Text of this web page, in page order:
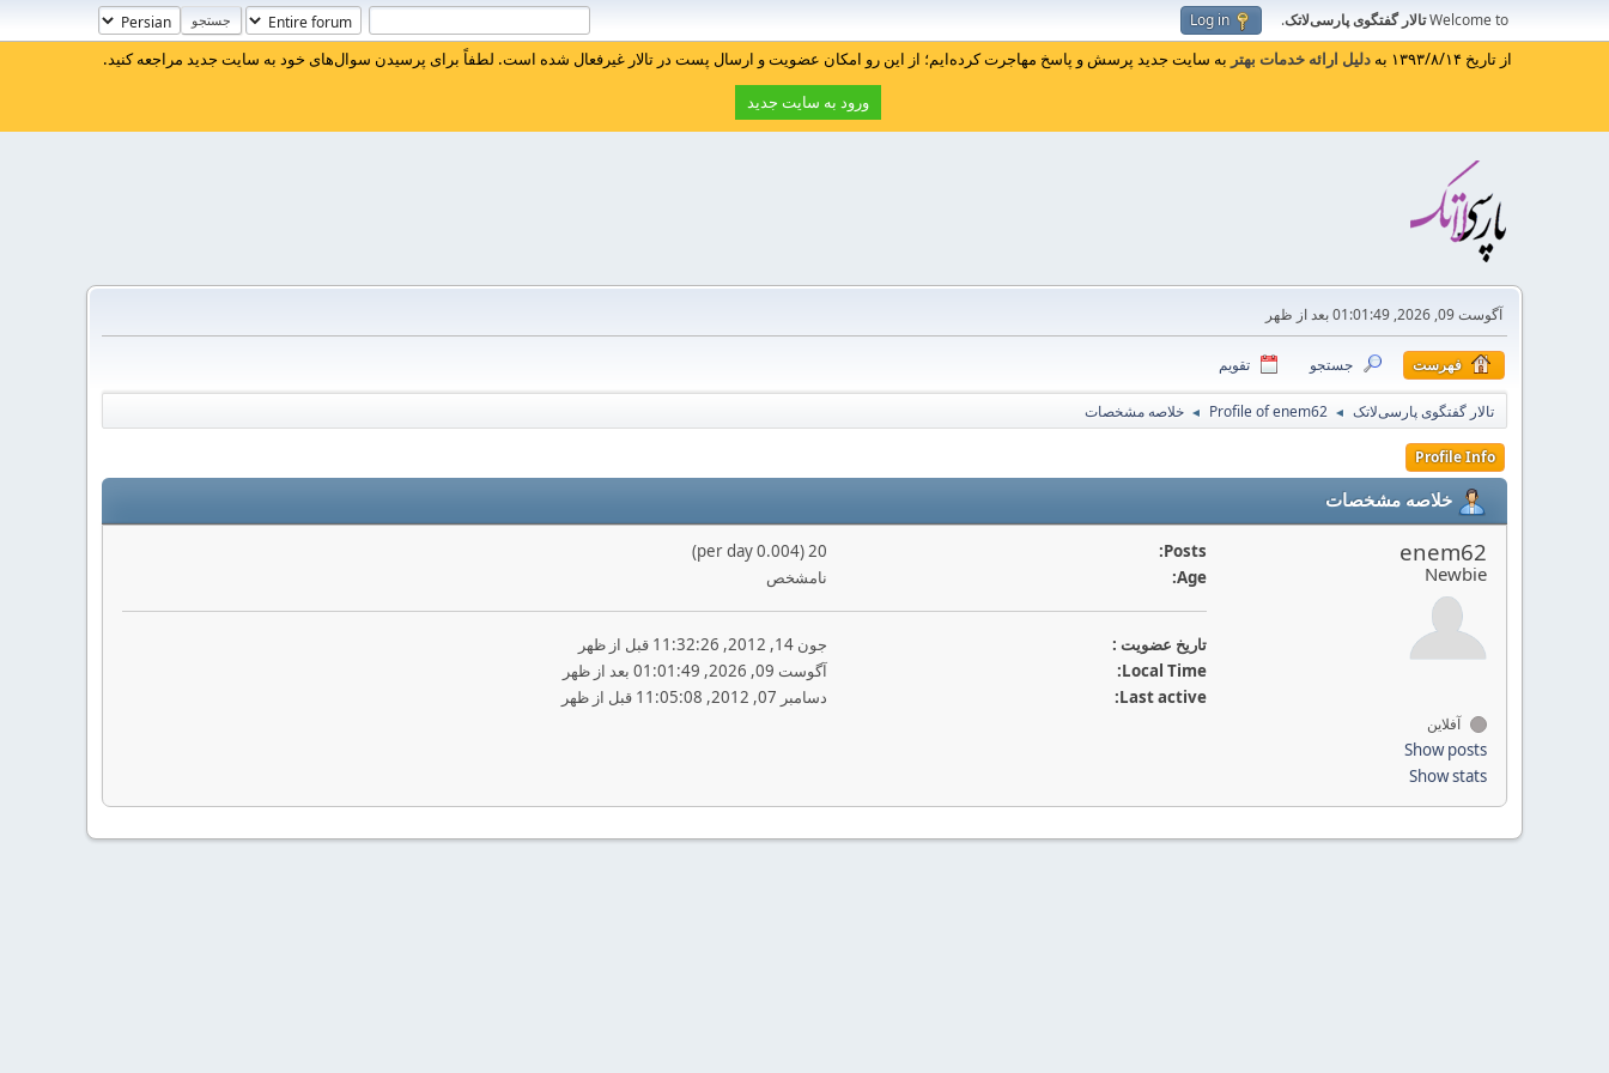
Welcome toتالار گفتگوی پارسی‌لاتک.
Log in
از تاریخ ۱۳۹۳/۸/۱۴ به دلیل ارائه خدمات بهتر به سایت جدید پرسش و پاسخ مهاجرت کرده‌ایم؛ از این رو امکان عضویت و ارسال پست در تالار غیرفعال شده است. لطفاً برای پرسیدن سوال‌های خود به سایت جدید مراجعه کنید.
ورود به سایت جدید
آگوست 09, 2026, 01:01:49 بعد از ظهر
فهرست جستجو تقویم
تالار گفتگوی پارسی‌لاتک ◄
Profile of enem62
◄ خلاصه مشخصات
Profile Info
خلاصه مشخصات
enem62
Newbie
آفلاین
Show posts
Show stats
Posts:
20 (0.004 per day)
Age:
نامشخص
تاريخ عضويت :
جون 14, 2012, 11:32:26 قبل از ظهر
Local Time:
آگوست 09, 2026, 01:01:49 بعد از ظهر
Last active:
دسامبر 07, 2012, 11:05:08 قبل از ظهر